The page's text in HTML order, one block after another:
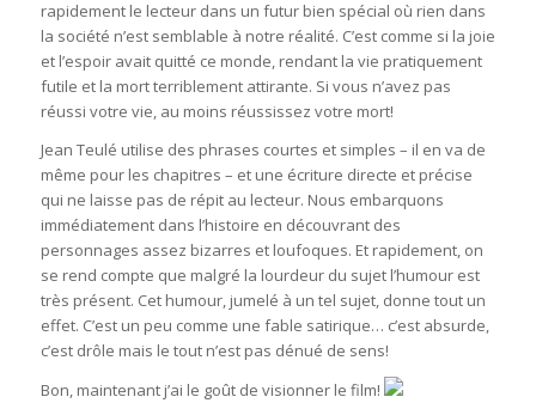
rapidement le lecteur dans un futur bien spécial où rien dans
la société n’est semblable à notre réalité. C’est comme si la joie
et l’espoir avait quitté ce monde, rendant la vie pratiquement
futile et la mort terriblement attirante. Si vous n’avez pas
réussi votre vie, au moins réussissez votre mort!
Jean Teulé utilise des phrases courtes et simples – il en va de
même pour les chapitres – et une écriture directe et précise
qui ne laisse pas de répit au lecteur. Nous embarquons
immédiatement dans l’histoire en découvrant des
personnages assez bizarres et loufoques. Et rapidement, on
se rend compte que malgré la lourdeur du sujet l’humour est
très présent. Cet humour, jumelé à un tel sujet, donne tout un
effet. C’est un peu comme une fable satirique… c’est absurde,
c’est drôle mais le tout n’est pas dénué de sens!
Bon, maintenant j’ai le goût de visionner le film!